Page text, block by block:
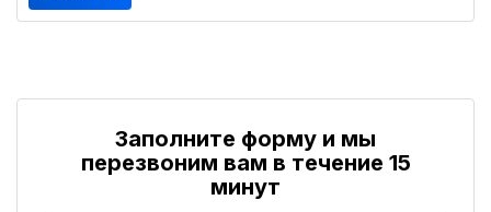
Заполните форму и мы
перезвоним вам в течение 15
минут